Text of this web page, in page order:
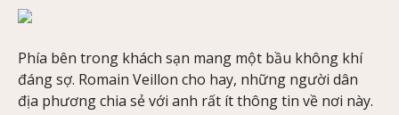
Phía bên trong khách sạn mang một bầu không khí
đáng sợ. Romain Veillon cho hay, những người dân
địa phương chia sẻ với anh rất ít thông tin về nơi này.